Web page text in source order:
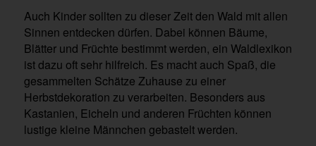
Auch Kinder sollten zu dieser Zeit den Wald mit allen
Sinnen entdecken dürfen. Dabei können Bäume,
Blätter und Früchte bestimmt werden, ein Waldlexikon
ist dazu oft sehr hilfreich. Es macht auch Spaß, die
gesammelten Schätze Zuhause zu einer
Herbstdekoration zu verarbeiten. Besonders aus
Kastanien, Eicheln und anderen Früchten können
lustige kleine Männchen gebastelt werden.